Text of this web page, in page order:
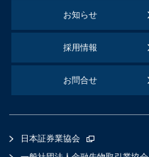
お知らせ
採用情報
お問合せ
日本証券業協会